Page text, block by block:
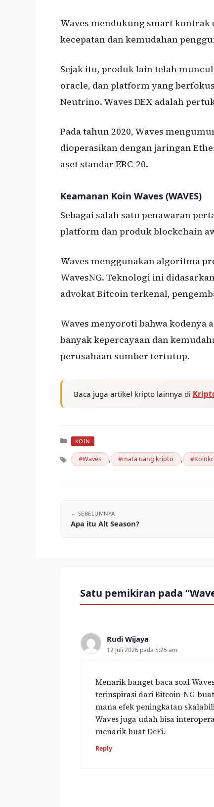
Waves mendukung smart kontrak
kecepatan dan kemudahan
Sejak itu, produk lain telah
oracle, dan platform yang
Neutrino. Waves DEX adalah
Pada tahun 2020, Waves
dioperasikan dengan jaringan
aset standar ERC-20.
Keamanan Koin Waves (WAVES)
Sebagai salah satu penawaran
platform dan produk blockchain
Waves menggunakan algoritma
WavesNG. Teknologi ini
advokat Bitcoin terkenal,
Waves menyoroti bahwa kodenya
banyak kepercayaan dan
perusahaan sumber tertutup.
Baca juga artikel kripto lainnya di
Kategori
KOIN
Tag Waves , mata uang kripto ,
Apa itu Alt Season?
Satu pemikiran pada
Rudi Wijaya
12 Juli 2026 pada 5:25 am
Menarik banget baca soal
terinspirasi dari Bitcoin-NG
mana efek peningkatan
Waves juga udah bisa
menarik buat DeFi.
Reply